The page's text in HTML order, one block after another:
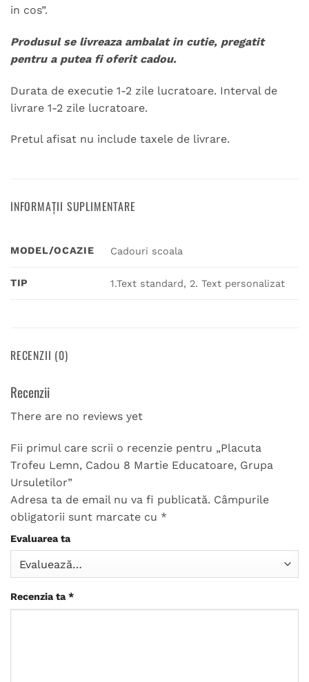
in cos”.
Produsul se livreaza ambalat in cutie, pregatit
pentru a putea fi oferit cadou.
Durata de executie 1-2 zile lucratoare. Interval de
livrare 1-2 zile lucratoare.
Pretul afisat nu include taxele de livrare.
INFORMAȚII SUPLIMENTARE
MODEL/OCAZIE Cadouri scoala
TIP 1.Text standard, 2. Text personalizat
RECENZII (0)
Recenzii
There are no reviews yet
Fii primul care scrii o recenzie pentru „Placuta
Trofeu Lemn, Cadou 8 Martie Educatoare, Grupa
Ursuletilor”
Adresa ta de email nu va fi publicată. Câmpurile
obligatorii sunt marcate cu *
Evaluarea ta
Recenzia ta*